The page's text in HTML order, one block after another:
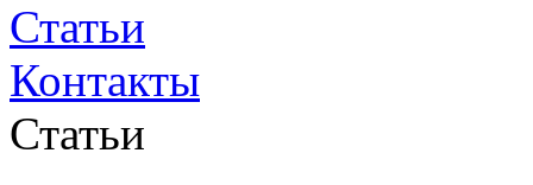
Статьи
Контакты
Статьи